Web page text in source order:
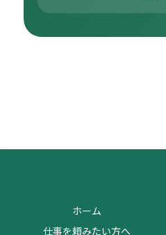
ホーム
仕事を頼みたい方へ